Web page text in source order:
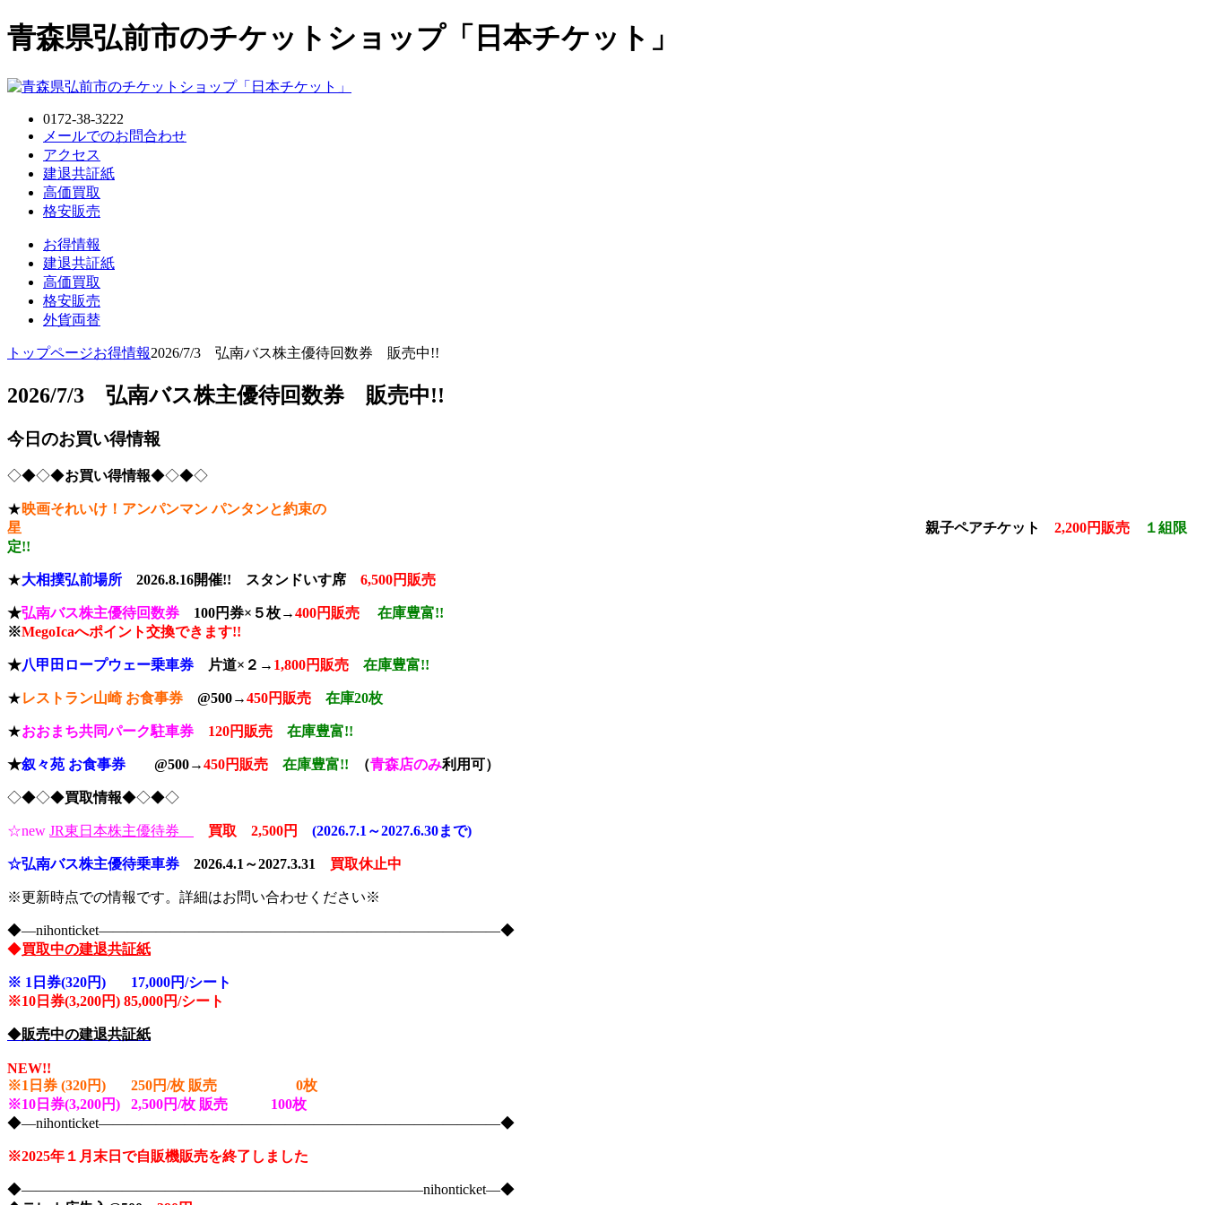
青森県弘前市のチケットショップ「日本チケット」
0172-38-3222
メールでのお問合わせ
アクセス
建退共証紙
高価買取
格安販売
お得情報
建退共証紙
高価買取
格安販売
外貨両替
トップページお得情報2026/7/3 弘南バス株主優待回数券 販売中!!
2026/7/3 弘南バス株主優待回数券 販売中!!
今日のお買い得情報
◇◆◇◆お買い得情報◆◇◆◇
★映画それいけ！アンパンマン パンタンと約束の
星 親子ペアチケット 2,200円販売
１組限
定!!
★大相撲弘前場所 2026.8.16開催!! スタンドいす席 6,500円販売
★弘南バス株主優待回数券 100円券×５枚→400円販売
在庫豊富!!
※MegoIcaへポイント交換できます!!
★八甲田ロープウェー乗車券 片道×２→ 1,800円販売 在庫豊富!!
★レストラン山崎 お食事券 @500→450円販売 在庫20枚
★おおまち共同パーク駐車券 120円販売 在庫豊富!!
★叙々苑 お食事券 @500→450円販売 在庫豊富!! （青森店のみ利用可）
◇◆◇◆買取情報◆◇◆◇
☆new JR東日本株主優待券 買取 2,500円 (2026.7.1～2027.6.30まで)
☆弘南バス株主優待乗車券 2026.4.1～2027.3.31 買取休止中
※更新時点での情報です。詳細はお問い合わせください※
◆―nihonticket――――――――――――――――――――――――――――◆
◆買取中の建退共証紙
※ 1日券(320円) 17,000円/シート
※10 日券(3,200円) 85,000円/シート
◆販売中の建退共証紙
NEW!!
※1日券 (320円) 250円/枚 販売 0枚
※10日券(3,200円) 2,500円/枚 販売 100枚
◆―nihonticket――――――――――――――――――――――――――――◆
※2025年１月末日で自販機販売を終了しました
◆――――――――――――――――――――――――――――nihonticket―◆